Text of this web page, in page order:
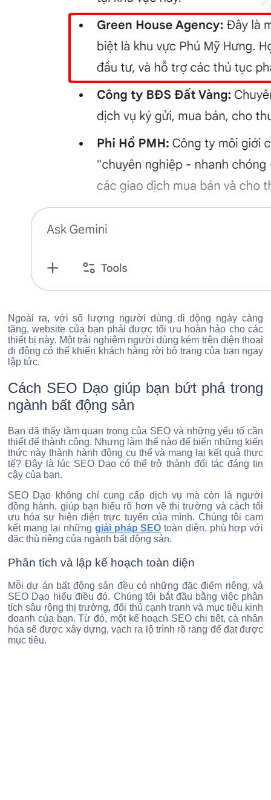
Ngoài ra, với số lượng người dùng di động ngày càng
tăng, website của bạn phải được tối ưu hoàn hảo cho các
thiết bị này. Một trải nghiệm người dùng kém trên điện thoại
di động có thể khiến khách hàng rời bỏ trang của bạn ngay
lập tức.
Cách SEO Dạo giúp bạn bứt phá trong
ngành bất động sản
Bạn đã thấy tầm quan trọng của SEO và những yếu tố cần
thiết để thành công. Nhưng làm thế nào để biến những kiến
thức này thành hành động cụ thể và mang lại kết quả thực
tế? Đây là lúc SEO Dạo có thể trở thành đối tác đáng tin
cậy của bạn.
SEO Dạo không chỉ cung cấp dịch vụ mà còn là người
đồng hành, giúp bạn hiểu rõ hơn về thị trường và cách tối
ưu hóa sự hiện diện trực tuyến của mình. Chúng tôi cam
kết mang lại những giải pháp SEO toàn diện, phù hợp với
đặc thù riêng của ngành bất động sản.
Phân tích và lập kế hoạch toàn diện
Mỗi dự án bất động sản đều có những đặc điểm riêng, và
SEO Dạo hiểu điều đó. Chúng tôi bắt đầu bằng việc phân
tích sâu rộng thị trường, đối thủ cạnh tranh và mục tiêu kinh
doanh của bạn. Từ đó, một kế hoạch SEO chi tiết, cá nhân
hóa sẽ được xây dựng, vạch ra lộ trình rõ ràng để đạt được
mục tiêu.